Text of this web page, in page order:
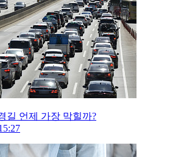
길 언제 가장 막힐까?